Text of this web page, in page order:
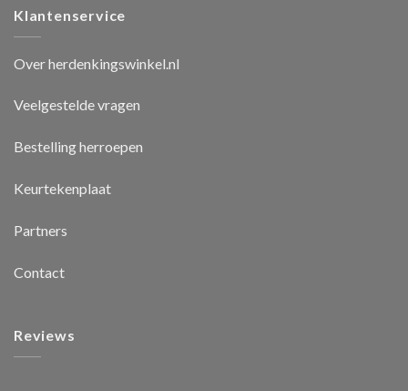
Klantenservice
Over herdenkingswinkel.nl
Veelgestelde vragen
Bestelling herroepen
Keurtekenplaat
Partners
Contact
Reviews